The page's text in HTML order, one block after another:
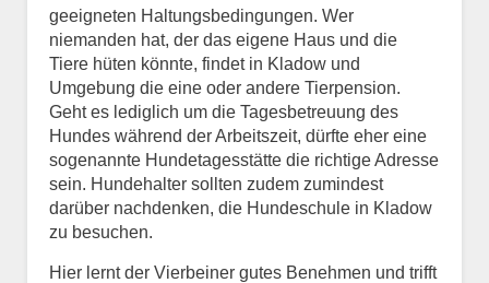
geeigneten Haltungsbedingungen. Wer
niemanden hat, der das eigene Haus und die
Tiere hüten könnte, findet in Kladow und
Umgebung die eine oder andere Tierpension.
Geht es lediglich um die Tagesbetreuung des
Hundes während der Arbeitszeit, dürfte eher eine
sogenannte Hundetagesstätte die richtige Adresse
sein. Hundehalter sollten zudem zumindest
darüber nachdenken, die Hundeschule in Kladow
zu besuchen.
Hier lernt der Vierbeiner gutes Benehmen und trifft